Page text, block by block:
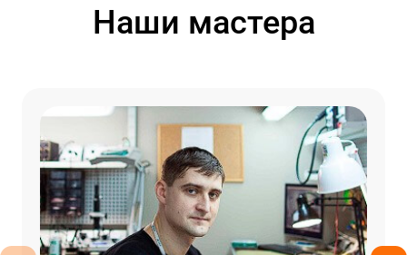
Наши мастера